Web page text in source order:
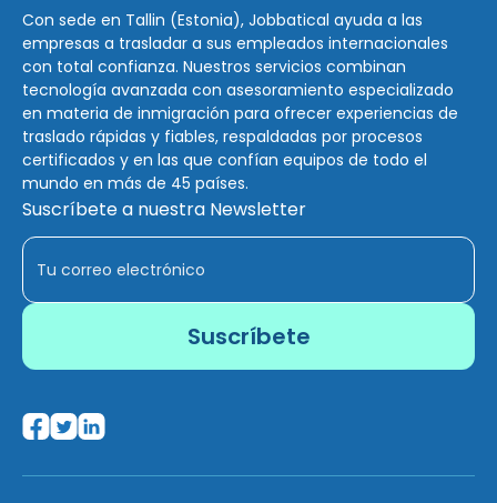
Con sede en Tallin (Estonia), Jobbatical ayuda a las
empresas a trasladar a sus empleados internacionales
con total confianza. Nuestros servicios combinan
tecnología avanzada con asesoramiento especializado
en materia de inmigración para ofrecer experiencias de
traslado rápidas y fiables, respaldadas por procesos
certificados y en las que confían equipos de todo el
mundo en más de 45 países.
Suscríbete a nuestra Newsletter